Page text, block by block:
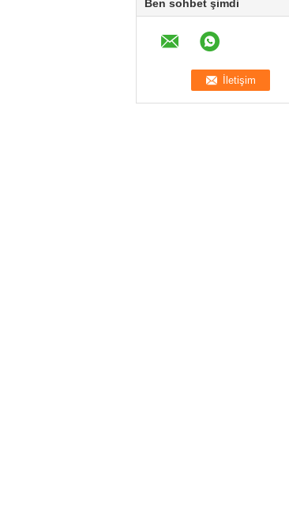
Ben sohbet şimdi